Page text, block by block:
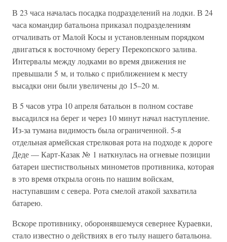
В 23 часа началась посадка подразделений на лодки. В 24
часа командир батальона приказал подразделениям
отчаливать от Малой Косы и установленным порядком
двигаться к восточному берегу Перекопского залива.
Интервалы между лодками во время движения не
превышали 5 м, и только с приближением к месту
высадки они были увеличены до 15–20 м.
В 5 часов утра 10 апреля батальон в полном составе
высадился на берег и через 10 минут начал наступление.
Из-за тумана видимость была ограниченной. 5-я
отдельная армейская стрелковая рота на подходе к дороге
Деде — Карт-Казак № 1 наткнулась на огневые позиции
батареи шестиствольных минометов противника, которая
в это время открыла огонь по нашим войскам,
наступавшим с севера. Рота смелой атакой захватила
батарею.
Вскоре противнику, оборонявшемуся севернее Кураевки,
стало известно о действиях в его тылу нашего батальона.